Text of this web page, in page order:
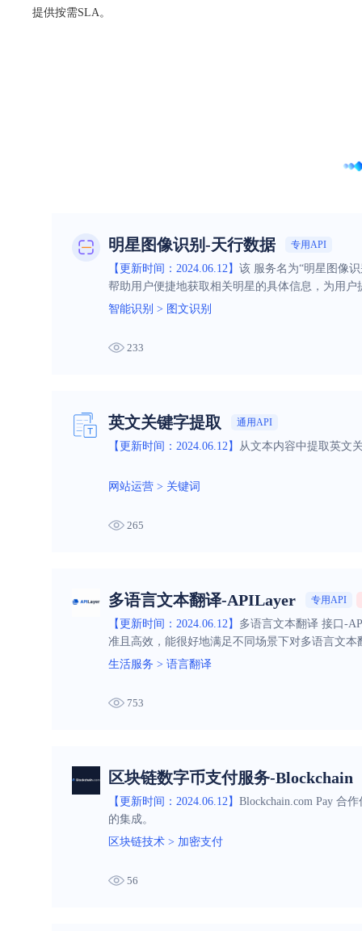
提供按需SLA。
明星图像识别-天行数据 专用API
【更新时间：2024.06.12】 该 服务名为“明星图像
帮助用户便捷地获取相关明星的具体信息，为用
智能识别 > 图文识别
233
英文关键字提取 通用API
【更新时间：2024.06.12】 从文本内容中提取英文
网站运营 > 关键词
265
多语言文本翻译-APILayer 专用API
【更新时间：2024.06.12】 多语言文本翻译 接口-
准且高效，能很好地满足不同场景下对多语言文
生活服务 > 语言翻译
753
区块链数字币支付服务-Blockchain
【更新时间：2024.06.12】 Blockchain.com Pay 合
的集成。
区块链技术 > 加密支付
56